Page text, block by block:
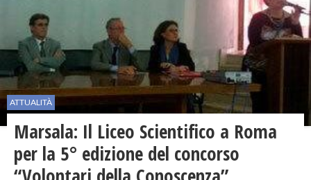
ATTUALITÀ
Marsala: Il Liceo Scientifico a Roma
per la 5° edizione del concorso